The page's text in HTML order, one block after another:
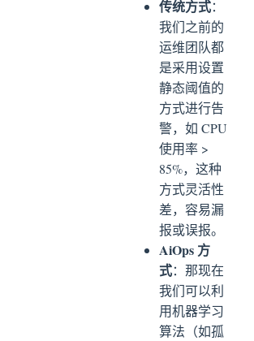
传统方式：
我们之前的
运维团队都
是采用设置
静态阈值的
方式进行告
警，如 CPU
使用率 >
85%，这种
方式灵活性
差，容易漏
报或误报。
AiOps 方
式：那现在
我们可以利
用机器学习
算法（如孤